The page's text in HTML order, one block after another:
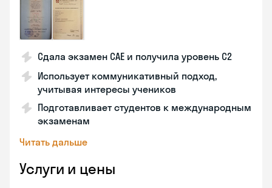
Сдала экзамен CAE и получила уровень С2
Использует коммуникативный подход,
учитывая интересы учеников
Подготавливает студентов к международным
экзаменам
Читать дальше
Услуги и цены